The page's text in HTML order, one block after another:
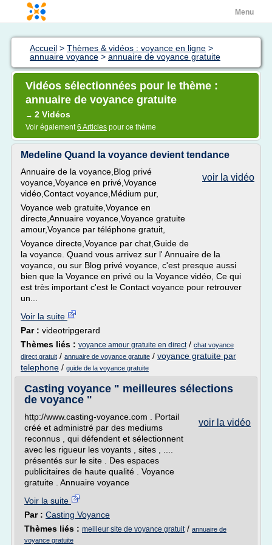
Menu
Accueil > Thèmes & vidéos : voyance en ligne >
annuaire voyance > annuaire de voyance gratuite
Vidéos sélectionnées pour le thème :
annuaire de voyance gratuite
→ 2 Vidéos
Voir également6 Articles pour ce thème
Medeline Quand la voyance devient tendance
voir la vidéo
Annuaire de la voyance,Blog privé
voyance,Voyance en privé,Voyance
vidéo,Contact voyance,Médium pur,
Voyance web gratuite,Voyance en
directe,Annuaire voyance,Voyance gratuite
amour,Voyance par téléphone gratuit,
Voyance directe,Voyance par chat,Guide de
la voyance. Quand vous arrivez sur l' Annuaire de la
voyance, ou sur Blog privé voyance, c'est presque aussi
bien que la Voyance en privé ou la Voyance vidéo, Ce qui
est très important c'est le Contact voyance pour retrouver
un...
Voir la suite
Par : videotripgerard
Thèmes liés : voyance amour gratuite en direct/ chat voyance
direct gratuit / annuaire de voyance gratuite / voyance gratuite par
telephone / guide de la voyance gratuite
Casting voyance " meilleures sélections
de voyance "
voir la vidéo
http://www.casting-voyance.com . Portail
créé et administré par des mediums
reconnus , qui défendent et sélectionnent
avec les rigueur les voyants , sites , ....
présentés sur le site . Des espaces
publicitaires de haute qualité . Voyance
gratuite . Annuaire voyance
Voir la suite
Par : Casting Voyance
Thèmes liés : meilleur site de voyance gratuit/ annuaire de
voyance gratuite